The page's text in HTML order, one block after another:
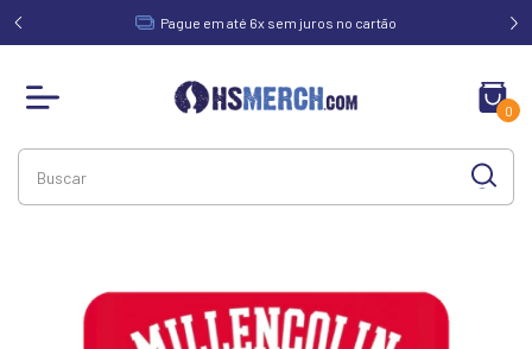
de Pague em até 6x sem juros no cartão
0